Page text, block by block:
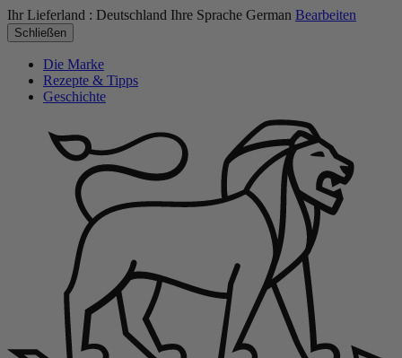
Ihr Lieferland : Deutschland Ihre Sprache German Bearbeiten
Schließen
Die Marke
Rezepte & Tipps
Geschichte